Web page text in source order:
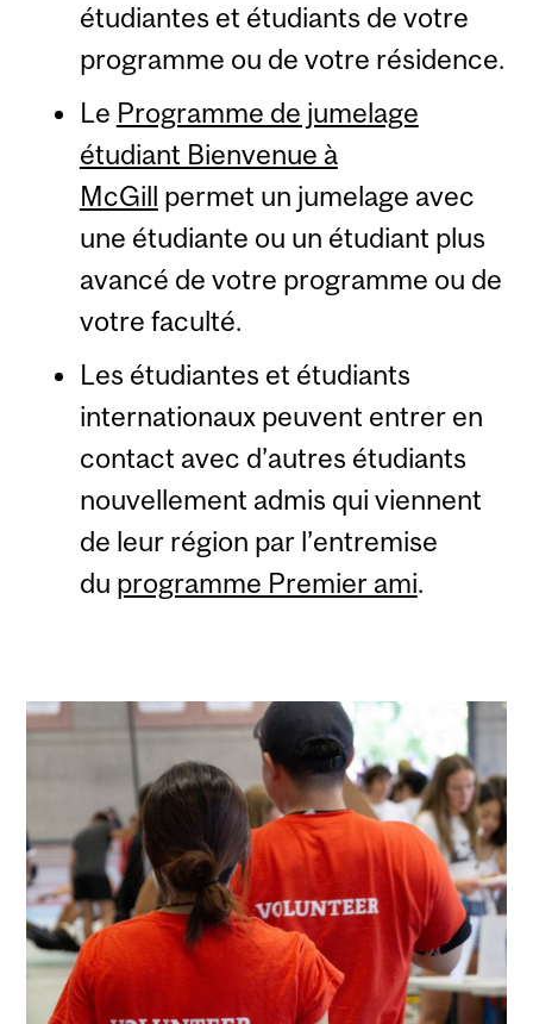
étudiantes et étudiants de votre
programme ou de votre résidence.
Le Programme de jumelage
étudiant Bienvenue à
McGill permet un jumelage avec
une étudiante ou un étudiant plus
avancé de votre programme ou de
votre faculté.
Les étudiantes et étudiants
internationaux peuvent entrer en
contact avec d’autres étudiants
nouvellement admis qui viennent
de leur région par l’entremise
du programme Premier ami.